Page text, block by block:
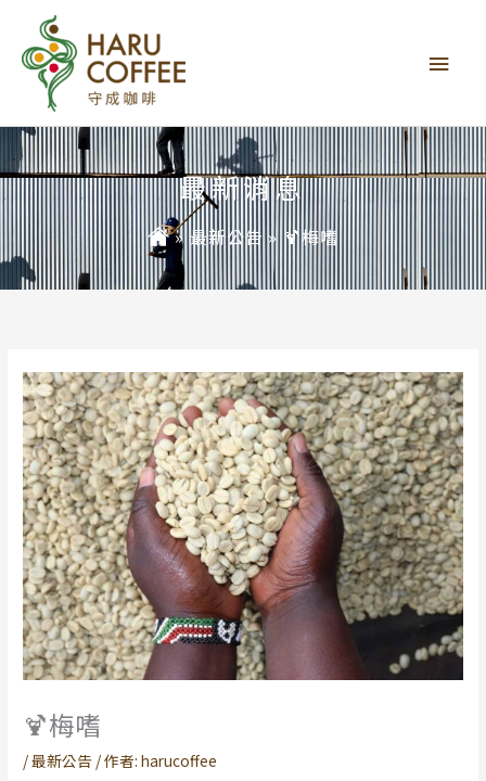
要
單
最新消息
» 最新公告» 🍹梅嗜
🍹梅嗜
/最新公告 / 作者:harucoffee